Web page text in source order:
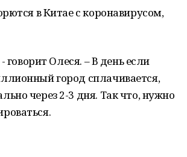
в Китае с коронавирусом,
Олеся. – В день если
город сплачивается,
через 2-3 дня. Так что, нужно